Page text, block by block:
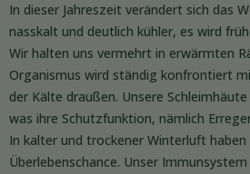
In dieser Jahreszeit verändert sich das
nasskalt und deutlich kühler, es wird
Wir halten uns vermehrt in erwärmten
Organismus wird ständig konfrontiert
der Kälte draußen. Unsere
was ihre Schutzfunktion, nämlich
In kalter und trockener Winterluft haben
Überlebenschance. Unser